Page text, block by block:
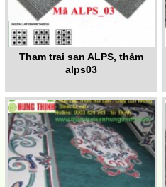
Tham trai san ALPS, thảm
alps03